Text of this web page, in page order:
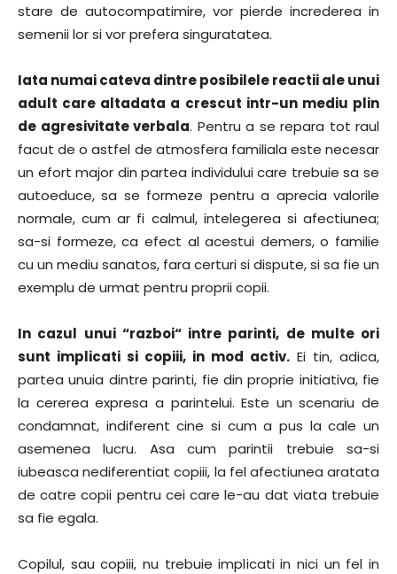
stare de autocompatimire, vor pierde increderea in
semenii lor si vor prefera singuratatea.
Iata numai cateva dintre posibilele reactii ale unui
adult care altadata a crescut intr-un mediu plin
de agresivitate verbala. Pentru a se repara tot raul
facut de o astfel de atmosfera familiala este necesar
un efort major din partea individului care trebuie sa se
autoeduce, sa se formeze pentru a aprecia valorile
normale, cum ar fi calmul, intelegerea si afectiunea;
sa-si formeze, ca efect al acestui demers, o familie
cu un mediu sanatos, fara certuri si dispute, si sa fie un
exemplu de urmat pentru proprii copii.
In cazul unui “razboi“ intre parinti, de multe ori
sunt implicati si copiii, in mod activ. Ei tin, adica,
partea unuia dintre parinti, fie din proprie initiativa, fie
la cererea expresa a parintelui. Este un scenariu de
condamnat, indiferent cine si cum a pus la cale un
asemenea lucru. Asa cum parintii trebuie sa-si
iubeasca nediferentiat copiii, la fel afectiunea aratata
de catre copii pentru cei care le-au dat viata trebuie
sa fie egala.
Copilul, sau copiii, nu trebuie implicati in nici un fel in